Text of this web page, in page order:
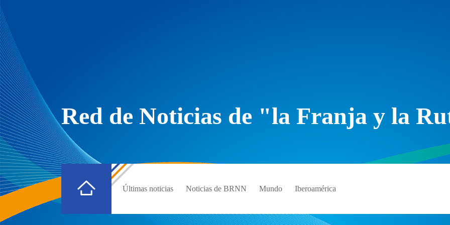
Red de Noticias de "la Franja y la
Últimas noticias Noticias de BRNN Mundo Iberoamérica